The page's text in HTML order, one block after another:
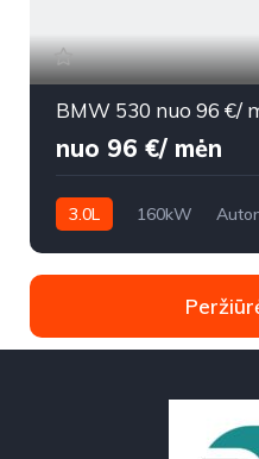
nuo 96 €/ mėn
3.0L 160kW